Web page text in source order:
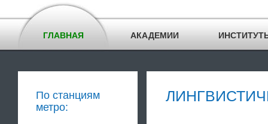
ГЛАВНАЯ АКАДЕМИИ
По станциям
метро: